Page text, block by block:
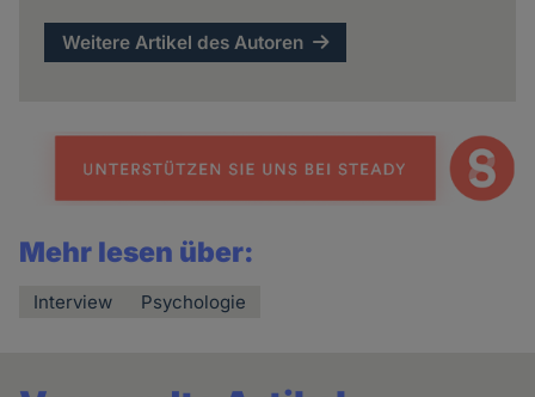
Weitere Artikel des Autoren
Mehr lesen über:
Interview Psychologie